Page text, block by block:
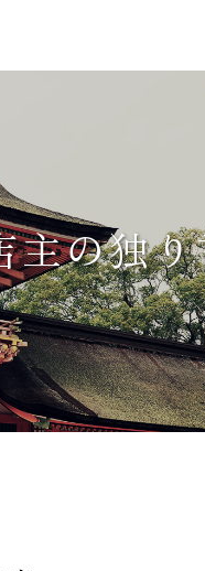
ニュー
主の独